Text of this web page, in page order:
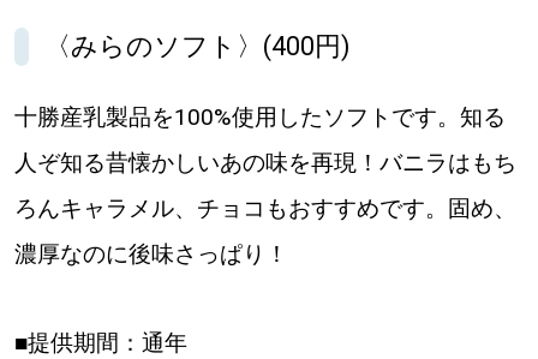
〈みらのソフト〉(400円)
十勝産乳製品を100%使用したソフトです。知る
人ぞ知る昔懐かしいあの味を再現！バニラはもち
ろんキャラメル、チョコもおすすめです。固め、
濃厚なのに後味さっぱり！
■提供期間：通年